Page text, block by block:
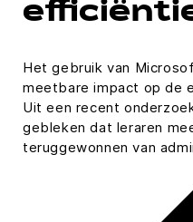
Het gebruik van
meetbare impact op de
Uit een recent
gebleken dat leraren
teruggewonnen van